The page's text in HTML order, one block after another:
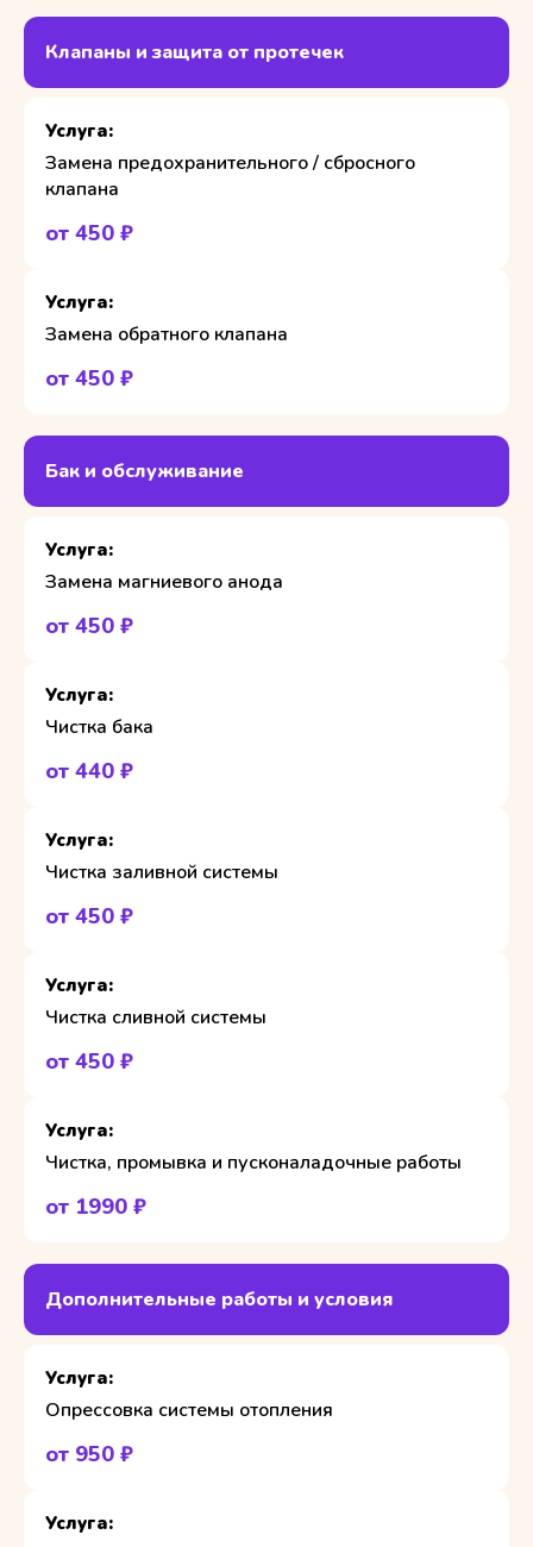
Клапаны и защита от протечек
Замена предохранительного / сбросного
клапана
от 450 ₽
Замена обратного клапана
от 450 ₽
Бак и обслуживание
Замена магниевого анода
от 450 ₽
Чистка бака
от 440 ₽
Чистка заливной системы
от 450 ₽
Чистка сливной системы
от 450 ₽
Чистка, промывка и пусконаладочные работы
от 1990 ₽
Дополнительные работы и условия
Опрессовка системы отопления
от 950 ₽